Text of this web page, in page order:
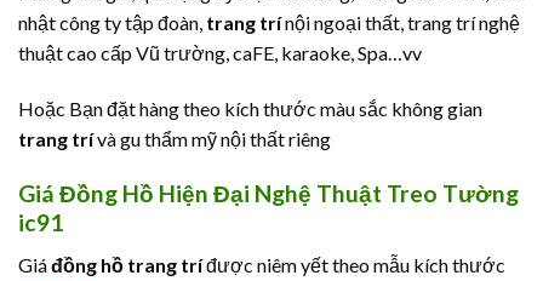
nhật công ty tập đoàn, trang trínội ngoại thất, trang trí nghệ
thuật cao cấp Vũ trường, caFE, karaoke, Spa…vv
Hoặc Bạn đặt hàng theo kích thước màu sắc không gian
trang trívà gu thẩm mỹ nội thất riêng
Giá Đồng Hồ Hiện Đại Nghệ Thuật Treo Tường
ic91
Giáđồng hồ trang tríđược niêm yết theo mẫu kích thước